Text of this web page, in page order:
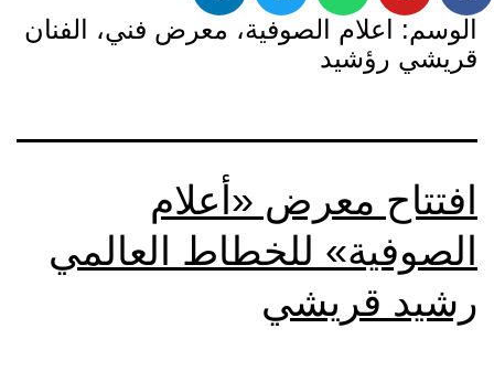
الوسم:
اعلام الصوفية، معرض فني، الفنان
قريشي رؤشيد
افتتاح معرض «أعلام
الصوفية» للخطاط العالمي
رشيد قريشي